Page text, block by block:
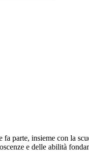
parte, insieme con la
e delle abilità